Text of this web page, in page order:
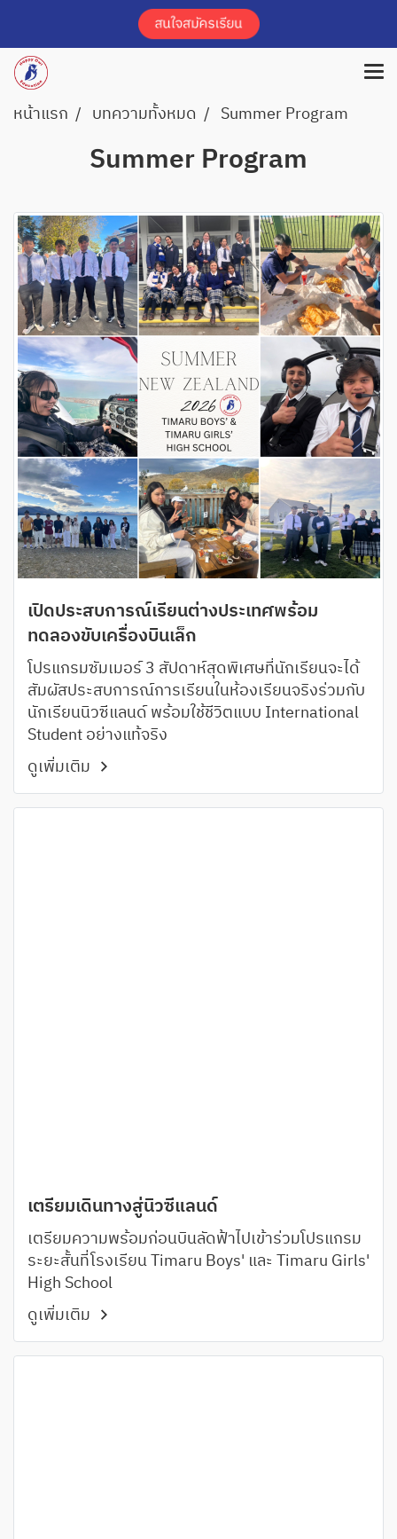
หน้าแรก บทความทั้งหมด Summer Program
Summer Program
เปิดประสบการณ์เรียนต่างประเทศพร้อม
ทดลองขับเครื่องบินเล็ก
โปรแกรมซัมเมอร์ 3 สัปดาห์สุดพิเศษที่นักเรียนจะได้
สัมผัสประสบการณ์การเรียนในห้องเรียนจริงร่วมกับ
นักเรียนนิวซีแลนด์ พร้อมใช้ชีวิตแบบ International
Student อย่างแท้จริง
ดูเพิ่มเติม
เตรียมเดินทางสู่นิวซีแลนด์
เตรียมความพร้อมก่อนบินลัดฟ้าไปเข้าร่วมโปรแกรม
ระยะสั้นที่โรงเรียน Timaru Boys' และ Timaru Girls'
High School
ดูเพิ่มเติม